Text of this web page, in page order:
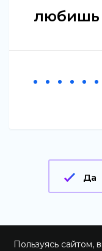
любишь
Да
Пользуясь сайтом,